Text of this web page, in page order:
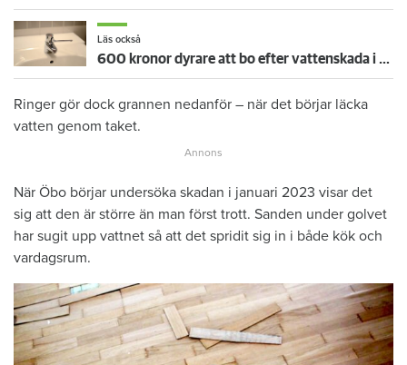
Läs också
600 kronor dyrare att bo efter vattenskada i Varberg
Ringer gör dock grannen nedanför – när det börjar läcka
vatten genom taket.
När Öbo börjar undersöka skadan i januari 2023 visar det
sig att den är större än man först trott. Sanden under golvet
har sugit upp vattnet så att det spridit sig in i både kök och
vardagsrum.